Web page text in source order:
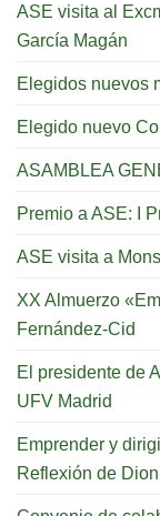
ASE visita al
García Magán
Elegidos nuevos
Elegido nuevo
ASAMBLEA
Premio a ASE: I
ASE visita a
XX Almuerzo
Fernández-Cid
El presidente de
UFV Madrid
Emprender y
Reflexión de